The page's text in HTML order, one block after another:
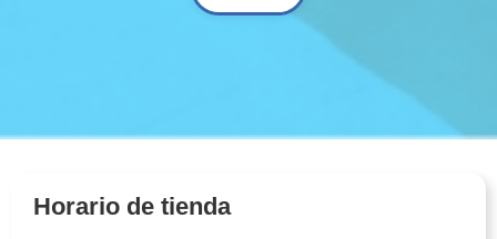
Horario de tienda